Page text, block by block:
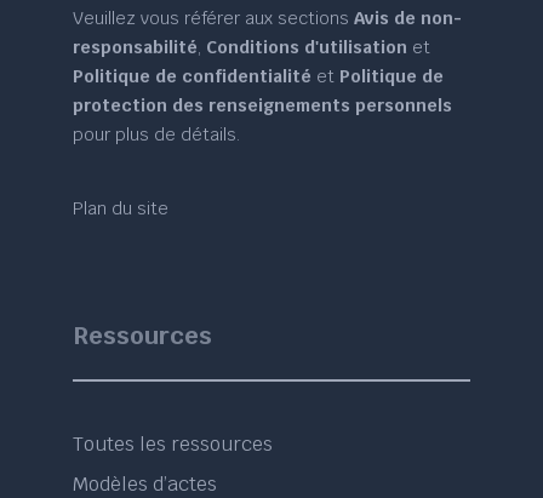
Veuillez vous référer aux sectionsAvis de non-
responsabilité, Conditions d'utilisation et
Politique de confidentialité et Politique de
protection des renseignements personnels
pour plus de détails.
Plan du site
Ressources
Toutes les ressources
Modèles d’actes